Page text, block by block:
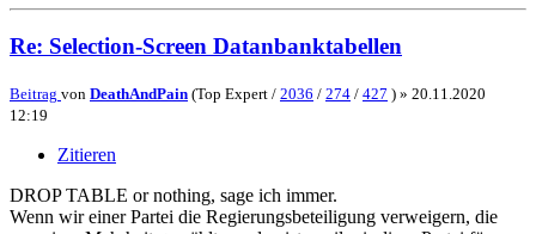
Re: Selection-Screen Datanbanktabellen
Beitrag von DeathAndPain (Top Expert / 2036 / 274 / 427 ) » 20.11.2020
12:19
Zitieren
DROP TABLE or nothing, sage ich immer.
Wenn wir einer Partei die Regierungsbeteiligung verweigern, die